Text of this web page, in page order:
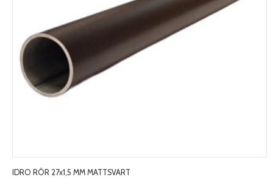
IDRO RÖR 27x1,5 MM MATTSVART